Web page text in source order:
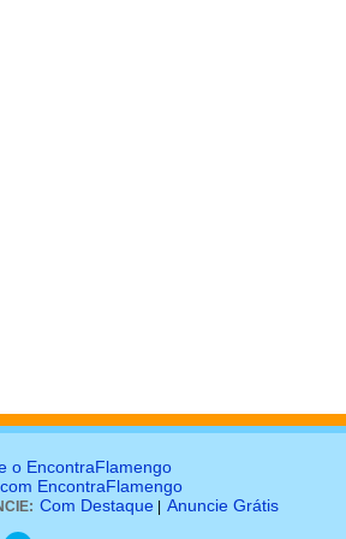
o EncontraFlamengo
EncontraFlamengo
Com Destaque Anuncie Grátis